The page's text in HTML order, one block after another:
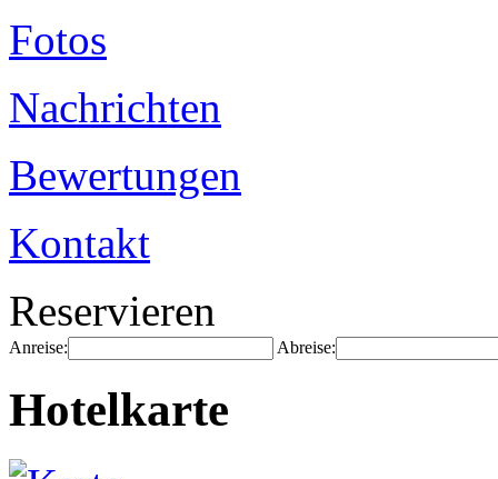
Fotos
Nachrichten
Bewertungen
Kontakt
Reservieren
Anreise: Abreise:
Hotelkarte